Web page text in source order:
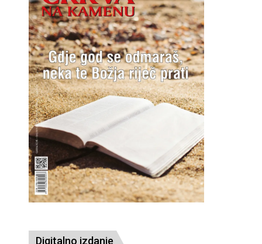
Digitalno izdanje